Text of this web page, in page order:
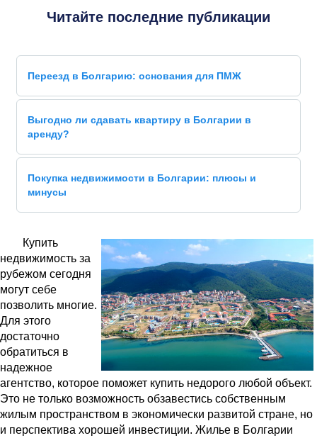
Читайте последние публикации
Переезд в Болгарию: основания для ПМЖ
Выгодно ли сдавать квартиру в Болгарии в
аренду?
Покупка недвижимости в Болгарии: плюсы и
минусы
Купить
недвижимость за
рубежом сегодня
могут себе
позволить многие.
Для этого
достаточно
обратиться в
надежное
агентство, которое поможет купить недорого любой объект.
Это не только возможность обзавестись собственным
жилым пространством в экономически развитой стране, но
и перспектива хорошей инвестиции. Жилье в Болгарии